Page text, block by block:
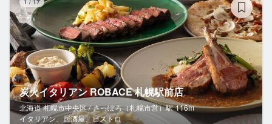
炭火イタリアン ROBACE 札幌駅前店
北海道 札幌市中央区 / さっぽろ（札幌市営）駅 116m
イタリアン、居酒屋、ビストロ